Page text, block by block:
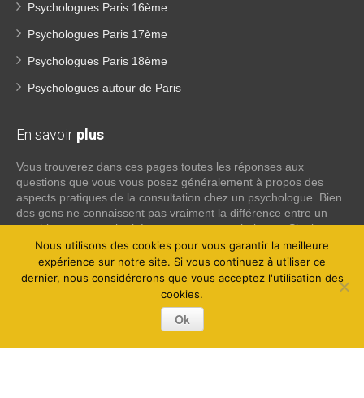
Psychologues Paris 16ème
Psychologues Paris 17ème
Psychologues Paris 18ème
Psychologues autour de Paris
En savoir plus
Vous trouverez dans ces pages toutes les réponses aux
questions que vous vous posez généralement à propos des
aspects pratiques de la consultation chez un psychologue. Bien
des gens ne connaissent pas vraiment la différence entre un
psychiatre, un psychothérapeute et un psychologue. Si tel est
votre cas, voici quelques définitions qui devraient clarifier les
choses, n’hésitez pas à nous contacter:
Lire la suite
Nous utilisons des cookies pour vous garantir la meilleure
expérience sur notre site. Si vous continuez à utiliser ce
dernier, nous considérerons que vous acceptez l'utilisation des
cookies.
Ok